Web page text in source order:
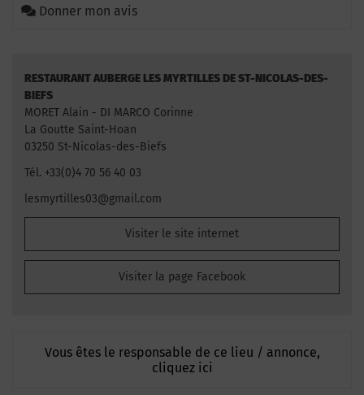
Donner mon avis
RESTAURANT AUBERGE LES MYRTILLES DE ST-NICOLAS-DES-
BIEFS
MORET Alain - DI MARCO Corinne
La Goutte Saint-Hoan
03250 St-Nicolas-des-Biefs
Tél. +33(0)4 70 56 40 03
lesmyrtilles03@gmail.com
Visiter le site internet
Visiter la page Facebook
Vous êtes le responsable de ce lieu / annonce,
cliquez ici